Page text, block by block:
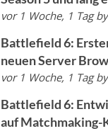
vor 1 Woche, 1 Tag
Battlefield 6:
neuen Server
vor 1 Woche, 1 Tag
Battlefield 6:
auf Matchmaking-